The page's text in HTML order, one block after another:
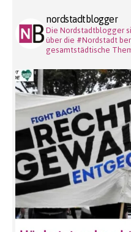
nordstadtblogger
Die Nordstadtblogger
über die #Nordstadt
gesamtstädtische